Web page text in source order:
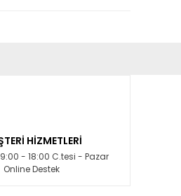
HİZMETLERİ
- 18:00 C.tesi - Pazar
Online Destek